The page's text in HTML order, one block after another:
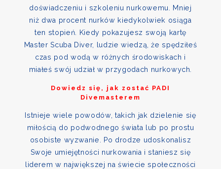
doświadczeniu i szkoleniu nurkowemu. Mniej
niż dwa procent nurków kiedykolwiek osiąga
ten stopień. Kiedy pokazujesz swoją kartę
Master Scuba Diver, ludzie wiedzą, że spędziłeś
czas pod wodą w różnych środowiskach i
miałeś swój udział w przygodach nurkowych.
Dowiedz się, jak zostać PADI
Divemasterem
Istnieje wiele powodów, takich jak dzielenie się
miłością do podwodnego świata lub po prostu
osobiste wyzwanie. Po drodze udoskonalisz
Swoje umiejętności nurkowania i staniesz się
liderem w największej na świecie społeczności